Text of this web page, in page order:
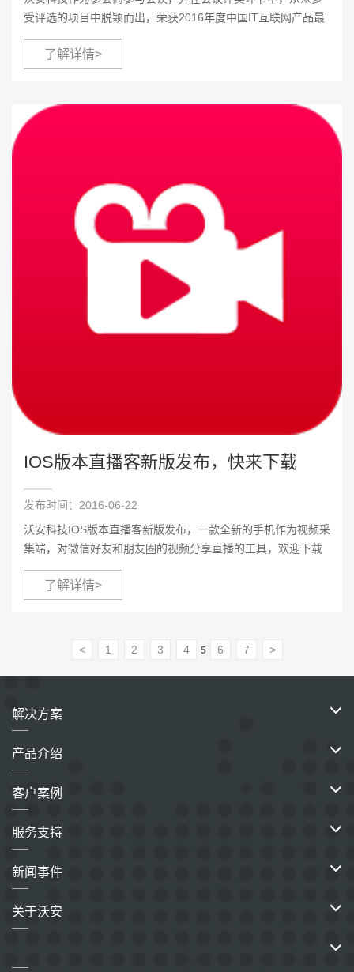
受评选的项目中脱颖而出，荣获2016年度中国IT互联网产品最
近投资价值奖
了解详情>
IOS版本直播客新版发布，快来下载
发布时间：2016-06-22
沃安科技IOS版本直播客新版发布，一款全新的手机作为视频采
集端，对微信好友和朋友圈的视频分享直播的工具，欢迎下载
体验。
了解详情>
< 1 2 3 4 5 6 7 >
解决方案
产品介绍
客户案例
服务支持
新闻事件
关于沃安